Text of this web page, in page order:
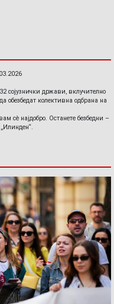
сојузнички држави, вклучително
обезбедат колективна одбрана на
сè најдобро. Останете безбедни –